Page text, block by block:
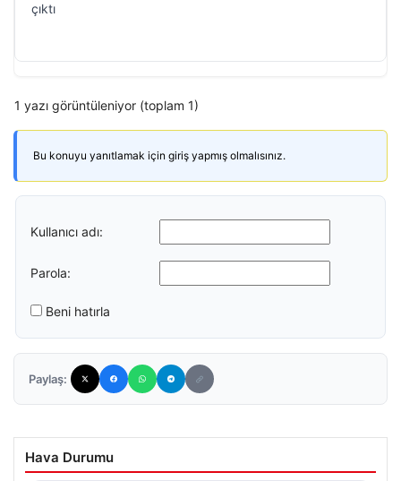
çıktı
1 yazı görüntüleniyor (toplam 1)
Bu konuyu yanıtlamak için giriş yapmış olmalısınız.
Kullanıcı adı:
Parola:
Beni hatırla
Paylaş:
Hava Durumu